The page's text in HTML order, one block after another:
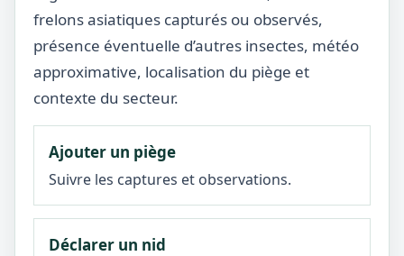
frelons asiatiques capturés ou observés,
présence éventuelle d’autres insectes, météo
approximative, localisation du piège et
contexte du secteur.
Ajouter un piège
Suivre les captures et observations.
Déclarer un nid